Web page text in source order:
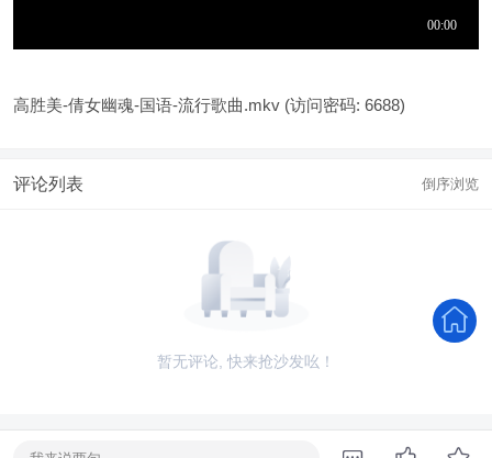
高胜美-倩女幽魂-国语-流行歌曲.mkv (访问密码: 6688)
评论列表 倒序浏览
暂无评论, 快来抢沙发吆！